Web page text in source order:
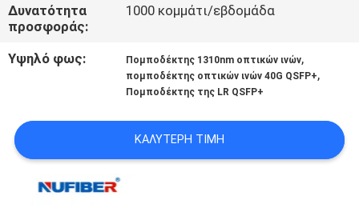
ΕΙΔΉΣΕΙΣ
ΈΝΑ
ΑΠΌΣΠΑΣΜΑ
SITEMAP
Δυνατότητα
προσφοράς:
1000 κομμάτι/εβδομάδα
Υψηλό φως: Πομποδέκτης 1310nm οπτικών ινών,
πομποδέκτης οπτικών ινών 40G QSFP+,
Πομποδέκτης της LR QSFP+
ΚΑΛΎΤΕΡΗ ΤΙΜΉ